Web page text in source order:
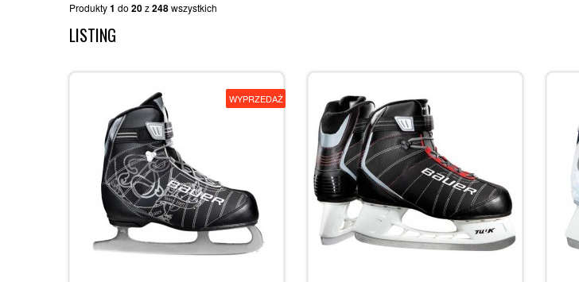
Produkty1 do 20z248wszystkich
LISTING
WYPRZEDAŻ